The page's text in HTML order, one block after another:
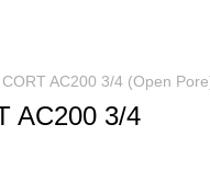
CORT AC200 3/4 (Open
AC200 3/4